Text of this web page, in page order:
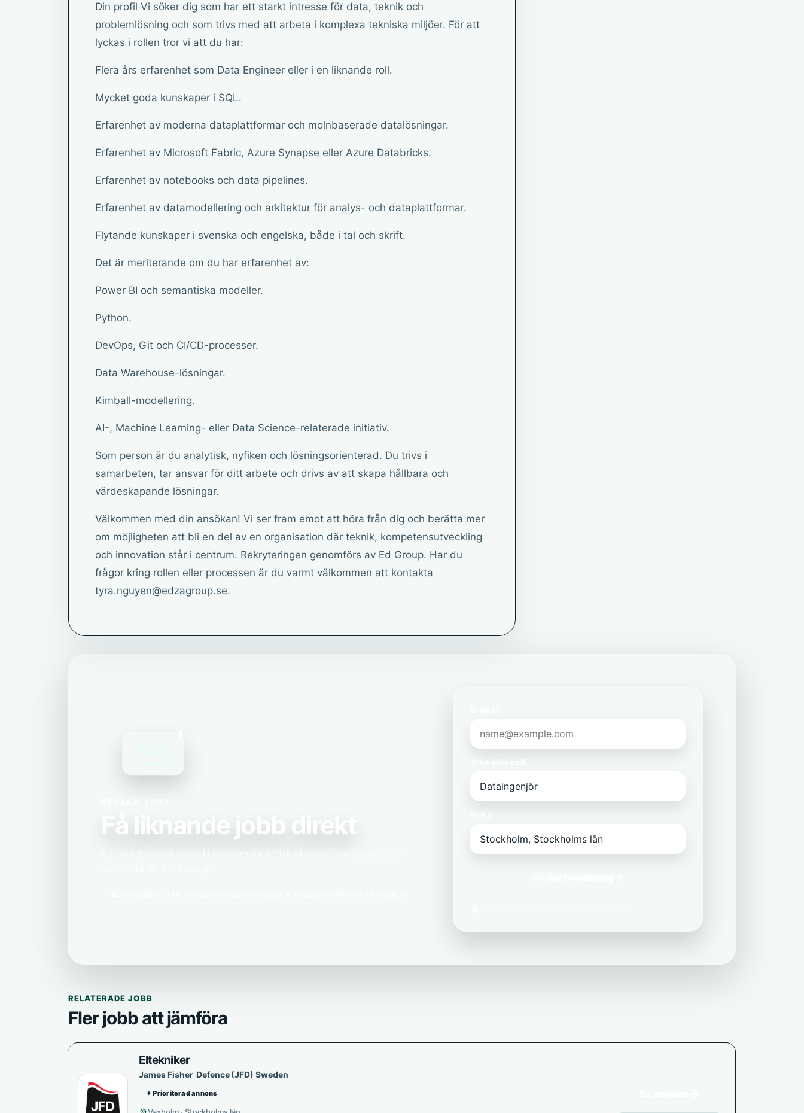
Din profil Vi söker dig som har ett starkt intresse för data, teknik och
problemlösning och som trivs med att arbeta i komplexa tekniska miljöer. För att
lyckas i rollen tror vi att du har:
Flera års erfarenhet som Data Engineer eller i en liknande roll.
Mycket goda kunskaper i SQL.
Erfarenhet av moderna dataplattformar och molnbaserade datalösningar.
Erfarenhet av Microsoft Fabric, Azure Synapse eller Azure Databricks.
Erfarenhet av notebooks och data pipelines.
Erfarenhet av datamodellering och arkitektur för analys- och dataplattformar.
Flytande kunskaper i svenska och engelska, både i tal och skrift.
Det är meriterande om du har erfarenhet av:
Power BI och semantiska modeller.
Python.
DevOps, Git och CI/CD-processer.
Data Warehouse-lösningar.
Kimball-modellering.
AI-, Machine Learning- eller Data Science-relaterade initiativ.
Som person är du analytisk, nyfiken och lösningsorienterad. Du trivs i
samarbeten, tar ansvar för ditt arbete och drivs av att skapa hållbara och
värdeskapande lösningar.
Välkommen med din ansökan! Vi ser fram emot att höra från dig och berätta mer
om möjligheten att bli en del av en organisation där teknik, kompetensutveckling
och innovation står i centrum. Rekryteringen genomförs av Ed Group. Har du
frågor kring rollen eller processen är du varmt välkommen att kontakta
tyra.nguyen@edzagroup.se.
Få liknande jobb direkt
RELATERADE JOBB
Fler jobb att jämföra
Eltekniker
James Fisher Defence (JFD) Sweden
✦ Prioriterad annons